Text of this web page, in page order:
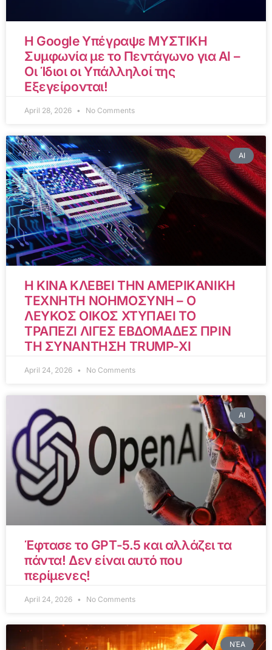
Η Google Υπέγραψε ΜΥΣΤΙΚΗ
Συμφωνία με το Πεντάγωνο για AI –
Οι Ίδιοι οι Υπάλληλοί της
Εξεγείρονται!
April 28, 2026 No Comments
AI
Η ΚΙΝΑ ΚΛΕΒΕΙ ΤΗΝ ΑΜΕΡΙΚΑΝΙΚΗ
ΤΕΧΝΗΤΗ ΝΟΗΜΟΣΥΝΗ – Ο
ΛΕΥΚΟΣ ΟΙΚΟΣ ΧΤΥΠΑΕΙ ΤΟ
ΤΡΑΠΕΖΙ ΛΙΓΕΣ ΕΒΔΟΜΑΔΕΣ ΠΡΙΝ
ΤΗ ΣΥΝΑΝΤΗΣΗ TRUMP-XI
April 24, 2026 No Comments
AI
Έφτασε το GPT-5.5 και αλλάζει τα
πάντα! Δεν είναι αυτό που
περίμενες!
April 24, 2026 No Comments
ΝΈΑ